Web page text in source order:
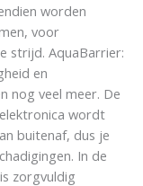
worden
voor
strijd. AquaBarrier:
en
nog veel meer. De
wordt
buitenaf, dus je
In de
zorgvuldig